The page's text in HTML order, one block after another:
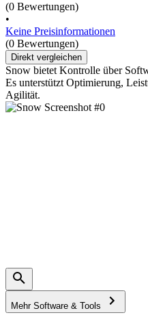
(0 Bewertungen)
•
Keine Preisinformationen
(0 Bewertungen)
Direkt vergleichen
Snow bietet Kontrolle über
Es unterstützt Optimierung,
Agilität.
Mehr Software & Tools